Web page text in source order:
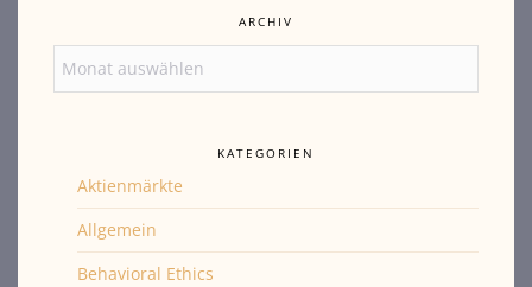
ARCHIV
KATEGORIEN
Aktienmärkte
Allgemein
Behavioral Ethics